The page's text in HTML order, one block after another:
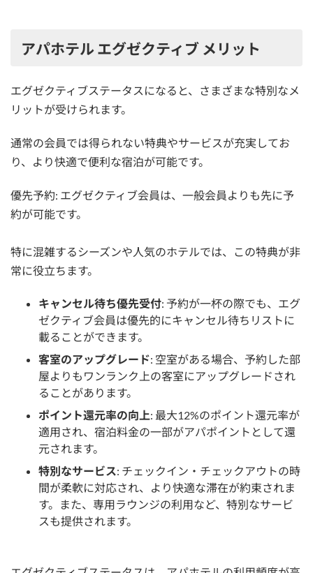
アパホテル エグゼクティブ メリット
エグゼクティブステータスになると、さまざまな特別なメ
リットが受けられます。
通常の会員では得られない特典やサービスが充実してお
り、より快適で便利な宿泊が可能です。
優先予約: エグゼクティブ会員は、一般会員よりも先に予
約が可能です。
特に混雑するシーズンや人気のホテルでは、この特典が非
常に役立ちます。
キャンセル待ち優先受付: 予約が一杯の際でも、エグ
ゼクティブ会員は優先的にキャンセル待ちリストに
載ることができます。
客室のアップグレード: 空室がある場合、予約した部
屋よりもワンランク上の客室にアップグレードされ
ることがあります。
ポイント還元率の向上: 最大12%のポイント還元率が
適用され、宿泊料金の一部がアパポイントとして還
元されます。
特別なサービス: チェックイン・チェックアウトの時
間が柔軟に対応され、より快適な滞在が約束されま
す。また、専用ラウンジの利用など、特別なサービ
スも提供されます。